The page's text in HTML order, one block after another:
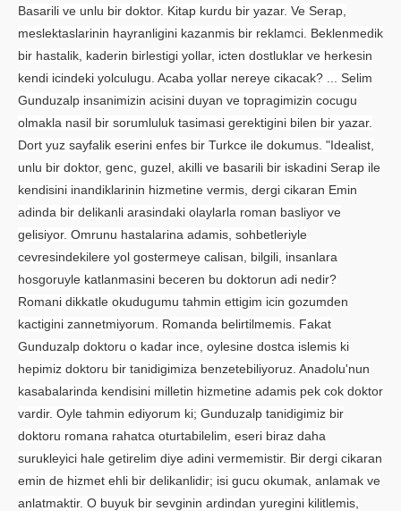
Basarili ve unlu bir doktor. Kitap kurdu bir yazar. Ve Serap,
meslektaslarinin hayranligini kazanmis bir reklamci. Beklenmedik
bir hastalik, kaderin birlestigi yollar, icten dostluklar ve herkesin
kendi icindeki yolculugu. Acaba yollar nereye cikacak? ... Selim
Gunduzalp insanimizin acisini duyan ve topragimizin cocugu
olmakla nasil bir sorumluluk tasimasi gerektigini bilen bir yazar.
Dort yuz sayfalik eserini enfes bir Turkce ile dokumus. "Idealist,
unlu bir doktor, genc, guzel, akilli ve basarili bir iskadini Serap ile
kendisini inandiklarinin hizmetine vermis, dergi cikaran Emin
adinda bir delikanli arasindaki olaylarla roman basliyor ve
gelisiyor. Omrunu hastalarina adamis, sohbetleriyle
cevresindekilere yol gostermeye calisan, bilgili, insanlara
hosgoruyle katlanmasini beceren bu doktorun adi nedir?
Romani dikkatle okudugumu tahmin ettigim icin gozumden
kactigini zannetmiyorum. Romanda belirtilmemis. Fakat
Gunduzalp doktoru o kadar ince, oylesine dostca islemis ki
hepimiz doktoru bir tanidigimiza benzetebiliyoruz. Anadolu'nun
kasabalarinda kendisini milletin hizmetine adamis pek cok doktor
vardir. Oyle tahmin ediyorum ki; Gunduzalp tanidigimiz bir
doktoru romana rahatca oturtabilelim, eseri biraz daha
surukleyici hale getirelim diye adini vermemistir. Bir dergi cikaran
emin de hizmet ehli bir delikanlidir; isi gucu okumak, anlamak ve
anlatmaktir. O buyuk bir sevginin ardindan yuregini kilitlemis,